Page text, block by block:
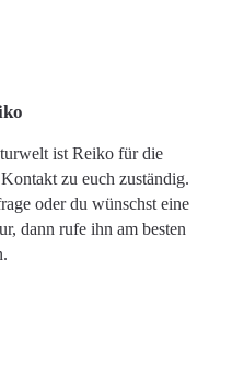
ist Reiko für die
zu euch zuständig.
oder du wünschst eine
dann rufe ihn am besten